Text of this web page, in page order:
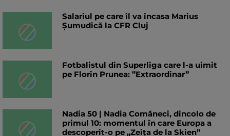
Salariul pe care îl va încasa Marius
Șumudică la CFR Cluj
Fotbalistul din Superliga care l-a uimit
pe Florin Prunea: ”Extraordinar”
Nadia 50 | Nadia Comăneci, dincolo de
primul 10: momentul în care Europa a
descoperit-o pe „Zeița de la Skien”